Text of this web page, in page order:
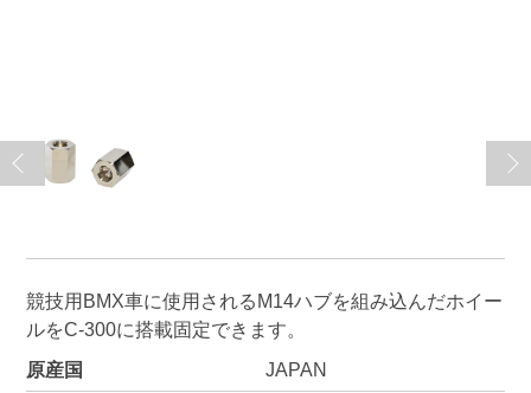
競技用BMX車に使用されるM14ハブを組み込んだホイー
ルをC-300に搭載固定できます。
原産国
JAPAN